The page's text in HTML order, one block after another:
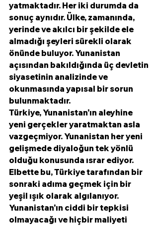
yatmaktadır. Her iki durumda da
sonuç aynıdır. Ülke, zamanında,
yerinde ve akılcı bir şekilde ele
almadığı şeyleri sürekli olarak
önünde buluyor. Yunanistan
açısından bakıldığında üç devletin
siyasetinin analizinde ve
okunmasında yapısal bir sorun
bulunmaktadır.
Türkiye, Yunanistan'ın aleyhine
yeni gerçekler yaratmaktan asla
vazgeçmiyor. Yunanistan her yeni
gelişmede diyaloğun tek yönlü
olduğu konusunda ısrar ediyor.
Elbette bu, Türkiye tarafından bir
sonraki adıma geçmek için bir
yeşil ışık olarak algılanıyor.
Yunanistan'ın ciddi bir tepkisi
olmayacağı ve hiçbir maliyeti